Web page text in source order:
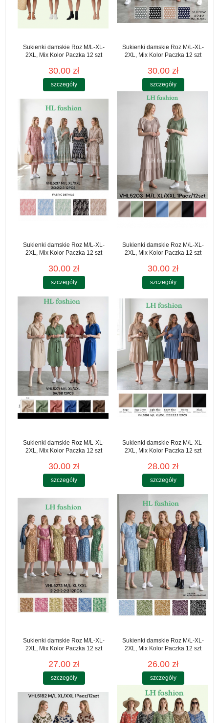
Sukienki damskie Roz M/L-XL-
2XL, Mix Kolor Paczka 12 szt
30.00 zł
szczegóły
Sukienki damskie Roz M/L-XL-
2XL, Mix Kolor Paczka 12 szt
30.00 zł
szczegóły
Sukienki damskie Roz M/L-XL-
2XL, Mix Kolor Paczka 12 szt
30.00 zł
szczegóły
Sukienki damskie Roz M/L-XL-
2XL, Mix Kolor Paczka 12 szt
30.00 zł
szczegóły
Sukienki damskie Roz M/L-XL-
2XL, Mix Kolor Paczka 12 szt
30.00 zł
szczegóły
Sukienki damskie Roz M/L-XL-
2XL, Mix Kolor Paczka 12 szt
28.00 zł
szczegóły
Sukienki damskie Roz M/L-XL-
2XL, Mix Kolor Paczka 12 szt
27.00 zł
szczegóły
Sukienki damskie Roz M/L-XL-
2XL, Mix Kolor Paczka 12 szt
26.00 zł
szczegóły